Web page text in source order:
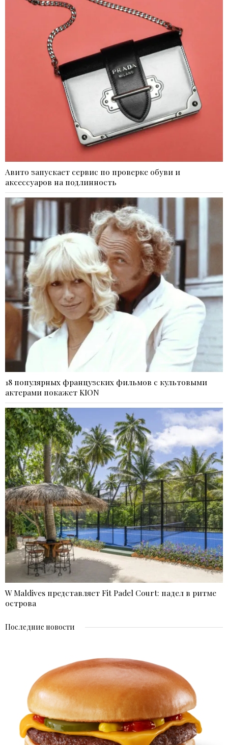
Авито запускает сервис по проверке обуви и
аксессуаров на подлинность
18 популярных французских фильмов с культовыми
актерами покажет KION
W Maldives представляет Fit Padel Court: падел в ритме
острова
Последние новости